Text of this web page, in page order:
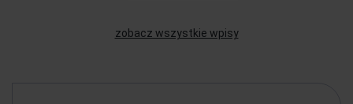
zobacz wszystkie wpisy